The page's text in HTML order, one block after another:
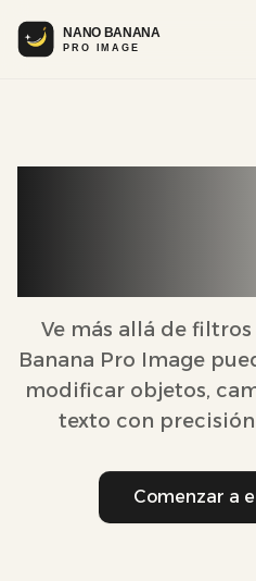
Ve más allá de
Banana Pro Image
modificar objetos,
texto con
Comenzar a